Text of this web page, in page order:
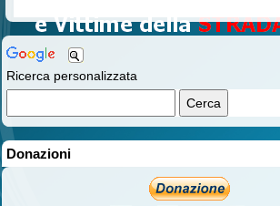
Ricerca personalizzata
Donazioni